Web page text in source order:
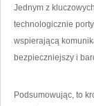
Jednym z
technologicznie
wspierającą
bezpieczniejszy i
Podsumowując, to